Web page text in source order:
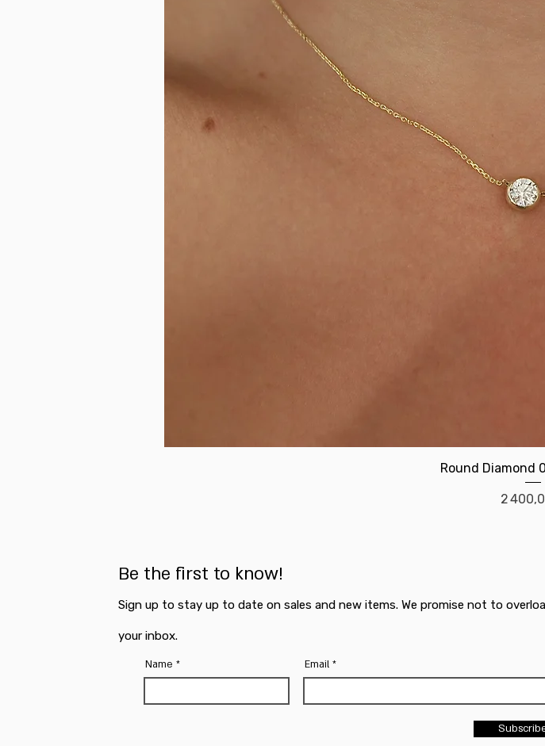
Aperçu
Round Diamond
Prix
2
Be the first to know!
Sign up to stay up to date on sales and new items. We promise not to
your inbox.
Name Email